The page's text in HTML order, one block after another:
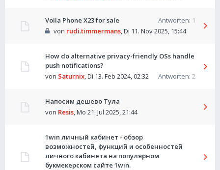
Volla Phone X23 for sale Antworten: 1
von rudi.timmermans,Di 11. Nov 2025, 15:44
How do alternative privacy-friendly OSs handle
push notifications?
Antworten: 2
von Saturnix,Di 13. Feb 2024, 02:32
Напосим дешево Тула
von Resis,Mo 21. Jul 2025, 21:44
1win личный кабинет - обзор
возможностей, функций и особенностей
личного кабинета на популярном
букмекерском сайте 1win.